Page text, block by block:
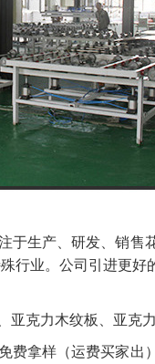
于生产、研发、销
行业。公司引进更
克力木纹板、亚克
费拿样（运费买家